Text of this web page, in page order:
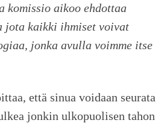
komissio aikoo ehdottaa
jota kaikki ihmiset voivat
jonka avulla voimme itse
että sinua voidaan seurata
jonkin ulkopuolisen tahon